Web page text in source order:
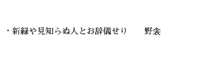
・新緑や見知らぬ人とお辞儀せり 野衾